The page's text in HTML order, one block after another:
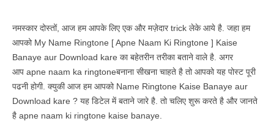
नमस्कार दोस्तों, आज हम आपके लिए एक और मज़ेदार trick लेके आये है. जहा हम
आपको My Name Ringtone [ Apne Naam Ki Ringtone ] Kaise
Banaye aur Download kare का बहेतरीन तरीका बताने वाले है. अगर
आप apne naam ka ringtoneबनाना सीखना चाहते है तो आपको यह पोस्ट पूरी
पढनी होगी. क्युकी आज हम आपको Name Ringtone Kaise Banaye aur
Download kare ? यह डिटेल में बताने जारे है. तो चलिए शुरू करते है और जानते
है apne naam ki ringtone kaise banaye.